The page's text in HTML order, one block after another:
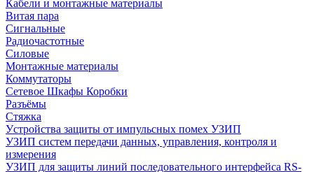
Кабели и монтажные материалы
Витая пара
Сигнальные
Радиочастотные
Силовые
Монтажные материалы
Коммутаторы
Сетевое Шкафы Коробки
Разъёмы
Стяжка
Уcтройства защиты от импульсных помех УЗИП
УЗИП систем передачи данных, управления, контроля и
измерения
УЗИП для защиты линий последовательного интерфейса RS-